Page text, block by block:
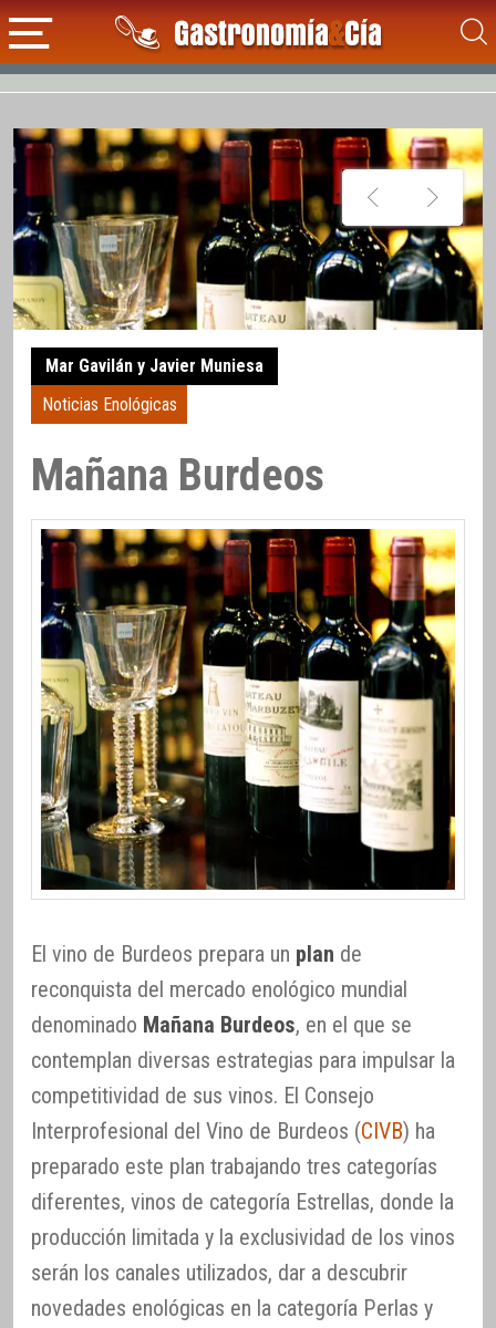
Mar Gavilán y Javier Muniesa
Noticias Enológicas
Mañana Burdeos
El vino de Burdeos prepara un plan de
reconquista del mercado enológico mundial
denominado Mañana Burdeos, en el que se
contemplan diversas estrategias para impulsar la
competitividad de sus vinos. El Consejo
Interprofesional del Vino de Burdeos (CIVB) ha
preparado este plan trabajando tres categorías
diferentes, vinos de categoría Estrellas, donde la
producción limitada y la exclusividad de los vinos
serán los canales utilizados, dar a descubrir
novedades enológicas en la categoría Perlas y